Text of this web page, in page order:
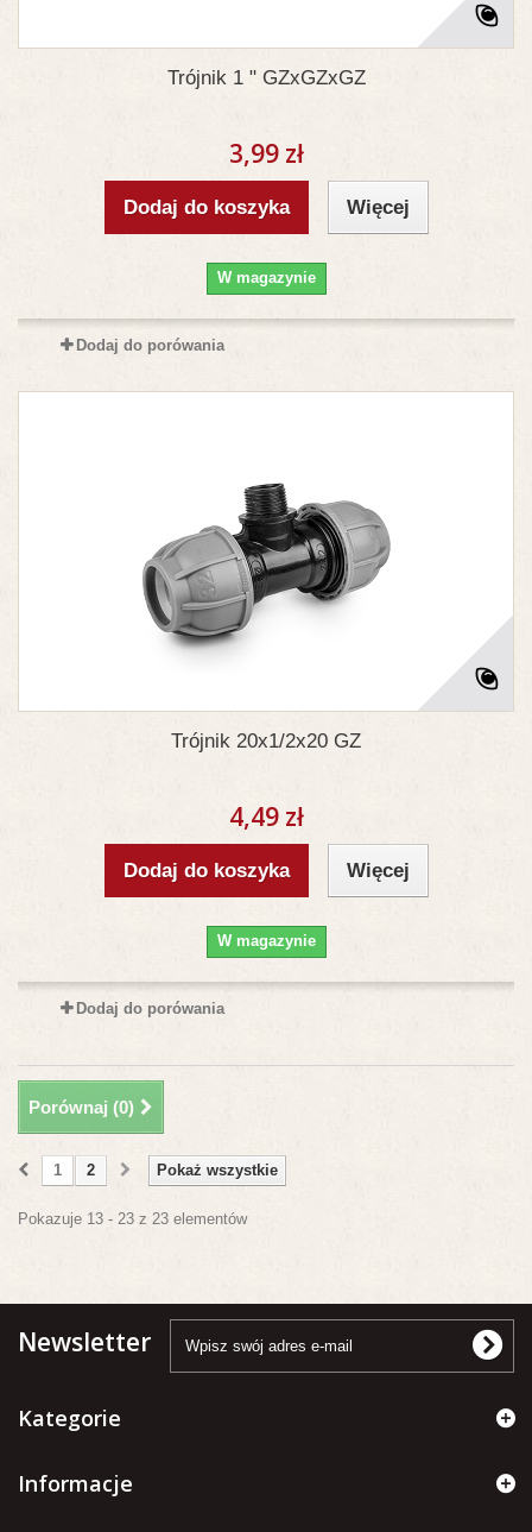
Trójnik 1 " GZxGZxGZ
3,99 zł
Dodaj do koszyka Więcej
W magazynie
Dodaj do porówania
Trójnik 20x1/2x20 GZ
4,49 zł
Dodaj do koszyka Więcej
W magazynie
Dodaj do porówania
Porównaj (0)
Pokaż wszystkie
1 2
Pokazuje 13 - 23 z 23 elementów
Newsletter
Kategorie
Informacje